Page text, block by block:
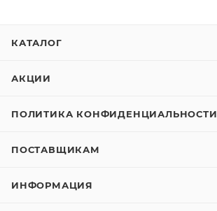
КАТАЛОГ
АКЦИИ
ПОЛИТИКА КОНФИДЕНЦИАЛЬНОСТИ
ПОСТАВЩИКАМ
ИНФОРМАЦИЯ